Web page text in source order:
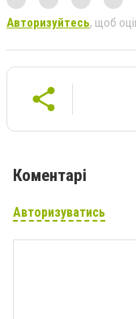
Авторизуйтесь, щоб
Коментарі
Авторизуватись